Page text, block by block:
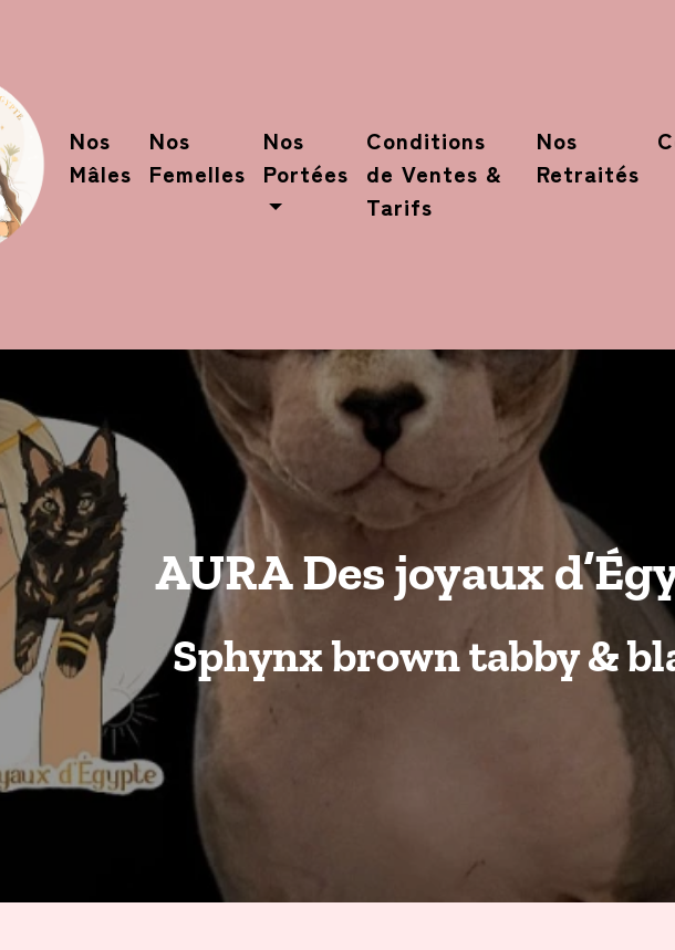
Nos
Mâles
Nos
Femelles
Nos
Portées
Conditions
de Ventes &
Tarifs
Nos
Retraités
AURA Des joyaux
Sphynx brown tabby &